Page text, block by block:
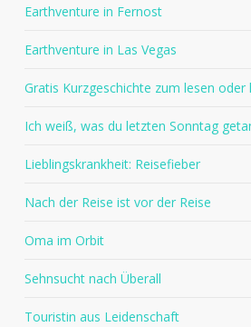
Earthventure in Fernost
Earthventure in Las Vegas
Gratis Kurzgeschichte zum lesen oder
Ich weiß, was du letzten Sonntag
Lieblingskrankheit: Reisefieber
Nach der Reise ist vor der Reise
Oma im Orbit
Sehnsucht nach Überall
Touristin aus Leidenschaft